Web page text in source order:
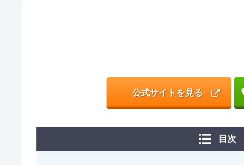
公式サイトを見る
目次